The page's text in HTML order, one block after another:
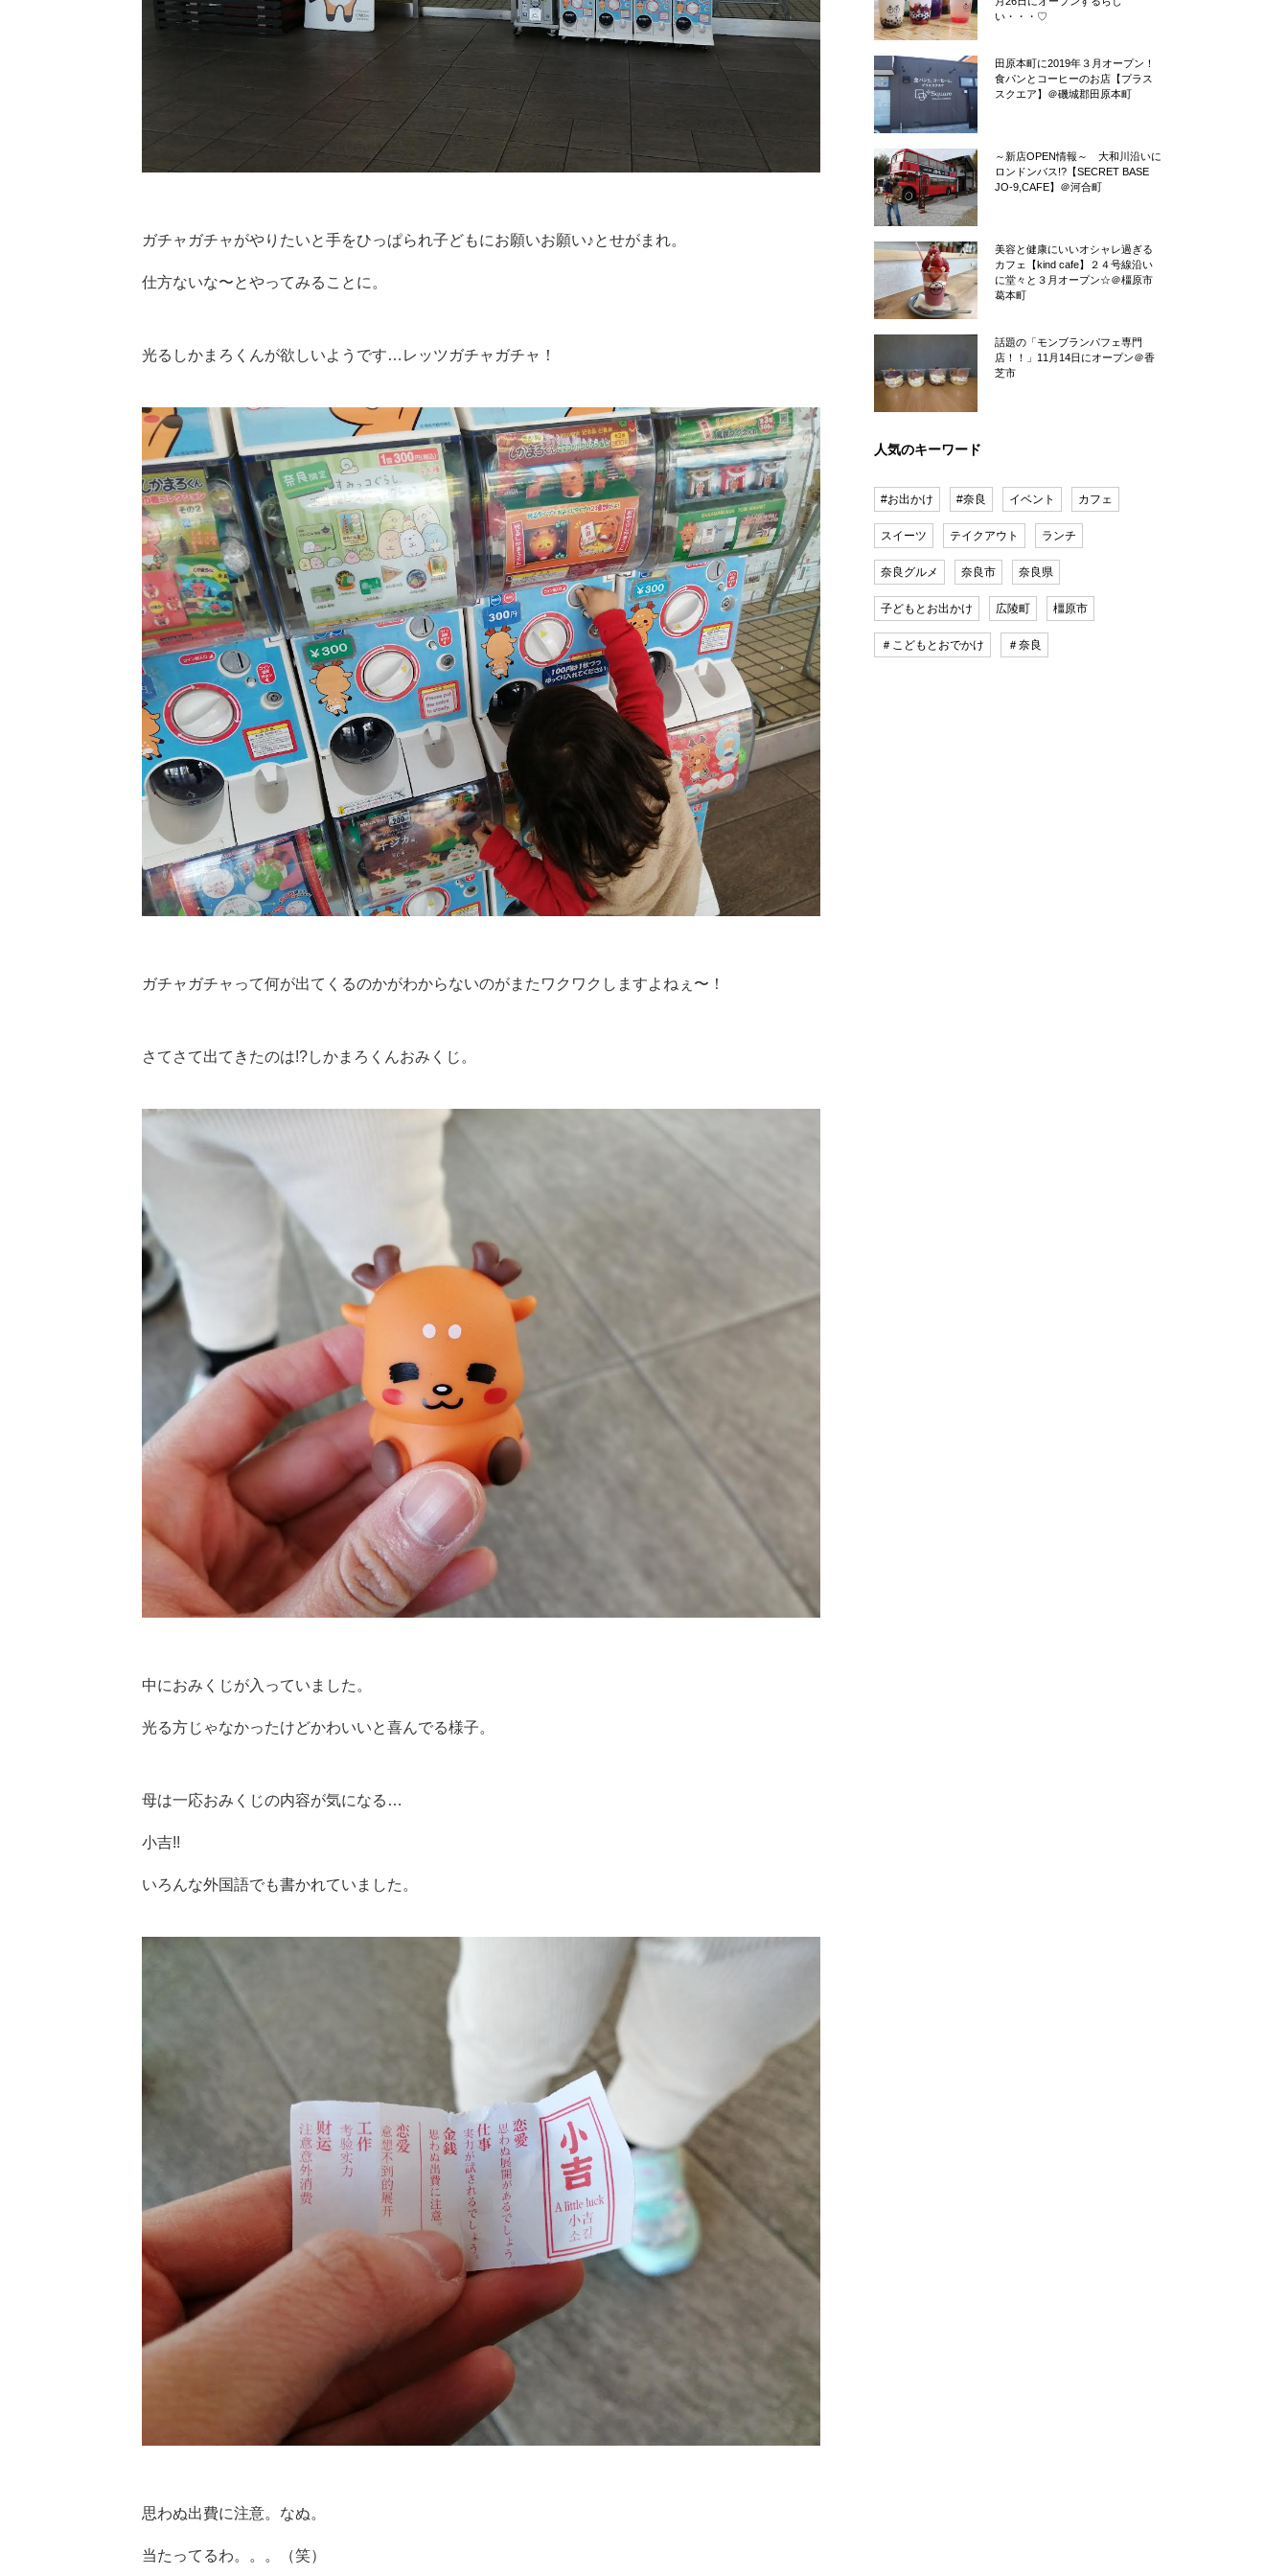
ガチャガチャがやりたいと手をひっぱられ子どもにお願いお願い♪とせがまれ。
仕方ないな〜とやってみることに。
光るしかまろくんが欲しいようです…レッツガチャガチャ！
ガチャガチャって何が出てくるのかがわからないのがまたワクワクしますよねぇ〜！
さてさて出てきたのは!?しかまろくんおみくじ。
中におみくじが入っていました。
光る方じゃなかったけどかわいいと喜んでる様子。
母は一応おみくじの内容が気になる…
小吉!!
いろんな外国語でも書かれていました。
思わぬ出費に注意。なぬ。
当たってるわ。。。（笑）
い・・・♡
田原本町に2019年３月オープン！
食パンとコーヒーのお店【プラス
スクエア】＠磯城郡田原本町
～新店OPEN情報～ 大和川沿いに
ロンドンバス!?【SECRET BASE
JO-9,CAFE】＠河合町
美容と健康にいいオシャレ過ぎる
カフェ【kind cafe】２４号線沿い
に堂々と３月オープン☆＠橿原市
葛本町
話題の「モンブランパフェ専門
店！！」11月14日にオープン＠香
芝市
人気のキーワード
#お出かけ #奈良 イベント カフェ
スイーツ テイクアウト ランチ
奈良グルメ 奈良市 奈良県
子どもとお出かけ 広陵町 橿原市
＃こどもとおでかけ ＃奈良